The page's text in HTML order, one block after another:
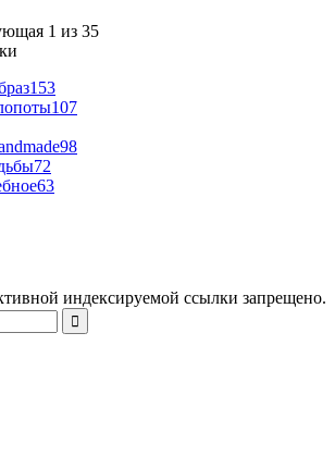
1 из 35
153
107
98
72
63
индексируемой ссылки запрещено.